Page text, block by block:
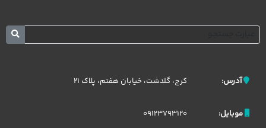
آدرس: کرج، گلدشت، خیابان هفتم، پلاک 21
موبایل: 09123793120